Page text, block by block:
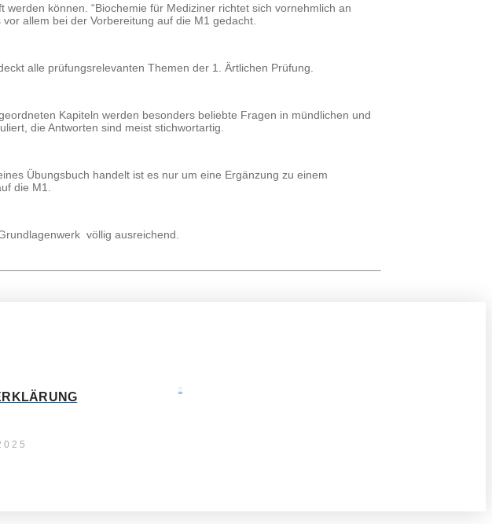
können. “Biochemie für Mediziner richtet sich vornehmlich an
allem bei der Vorbereitung auf die M1 gedacht.
alle prüfungsrelevanten Themen der 1. Ärtlichen Prüfung.
Kapiteln werden besonders beliebte Fragen in mündlichen und
die Antworten sind meist stichwortartig.
Übungsbuch handelt ist es nur um eine Ergänzung zu einem
die M1.
völlig ausreichend.